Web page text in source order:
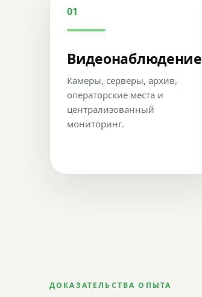
01
Видеонаблюдение
Камеры, серверы, архив,
операторские места и
централизованный
мониторинг.
ДОКАЗАТЕЛЬСТВА ОПЫТА